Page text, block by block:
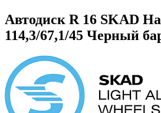
Автодиск R 16 SKAD
114,3/67,1/45 Черный